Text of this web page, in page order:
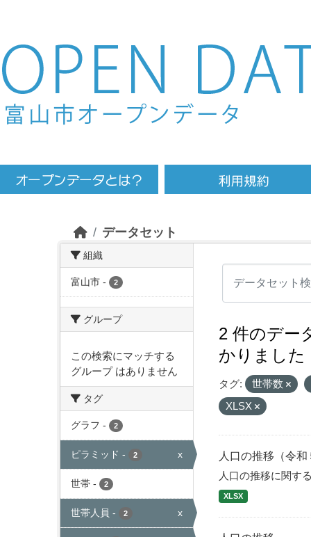
Skip to main content
データセット
組織
富山市 - 2
グループ
この検索にマッチする
グループ はありません
タグ
グラフ - 2
ピラミッド - 2 x
世帯 - 2
世帯人員 - 2 x
2 件のデー
かりました
タグ: 世帯数
XLSX
人口の推移（令和
人口の推移に関す
XLSX